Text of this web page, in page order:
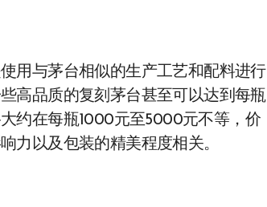
用与茅台相似的生产工艺和配料进行
高品质的复刻茅台甚至可以达到每瓶
约在每瓶1000元至5000元不等，价
力以及包装的精美程度相关。